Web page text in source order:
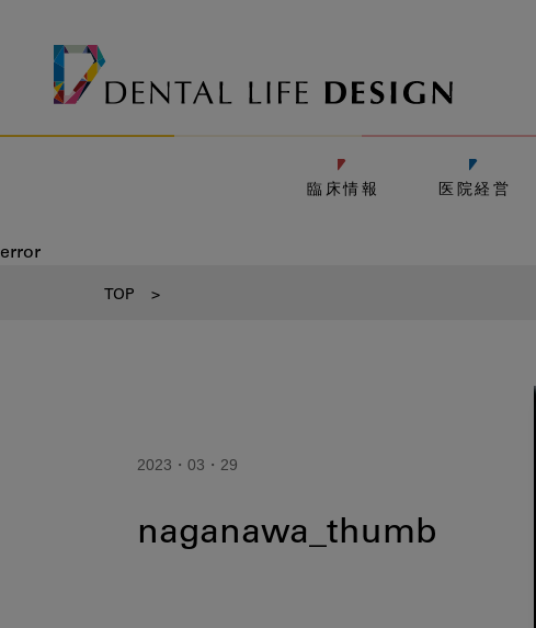
臨床情報 医院経営
error
TOP >
2023・03・29
naganawa_thumb